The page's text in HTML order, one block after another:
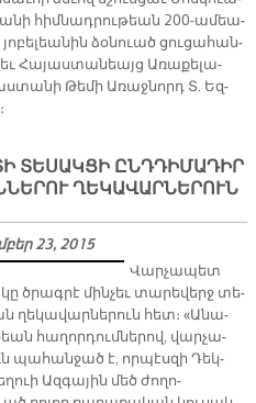
ստո­րեւ.-
ՃԵՄԱՐԱՆԻՆ
յա­րա­բե­րու­թիւն­նե­
ներս Հա­յաս­տա­նի Ար­տա­քին
Նալ­պան­տեան մաս­նակ­
յատ­կան­շա­կան ձեռ­նար­
ձե­ւով նշուե­ցաւ Մոս­կուա­
հիմ­նադ­րու­թեան 200-ա­մեա­
յո­բե­լեա­նին ձօ­նուած ցու­ցա­հան­
Հա­յաս­տա­նեայց Ա­ռա­քե­լա­
Թե­մի Ա­ռաջ­նորդ Տ. Եզ­